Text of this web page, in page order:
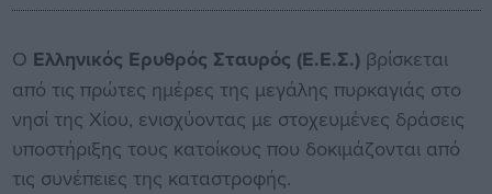
Ο Ελληνικός Ερυθρός Σταυρός (Ε.Ε.Σ.)βρίσκεται
από τις πρώτες ημέρες της μεγάλης πυρκαγιάς στο
νησί της Χίου, ενισχύοντας με στοχευμένες δράσεις
υποστήριξης τους κατοίκους που δοκιμάζονται από
τις συνέπειες της καταστροφής.